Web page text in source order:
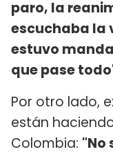
paro, la
escuchaba la
estuvo
que pase
Por otro lado,
están
Colombia: "No